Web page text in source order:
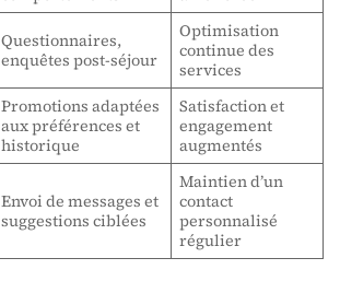
Questionnaires,
enquêtes post-séjour
Optimisation
continue des
services
Promotions adaptées
aux préférences et
historique
Satisfaction et
engagement
augmentés
Envoi de messages et
suggestions ciblées
Maintien d’un
contact
personnalisé
régulier